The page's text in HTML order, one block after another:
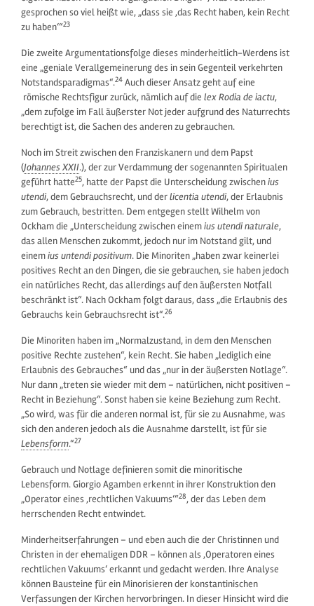
gesprochen so viel heißt wie, „dass sie ‚das Recht haben, kein Recht
zu haben‘“23
Die zweite Argumentationsfolge dieses minderheitlich-Werdens ist
eine „geniale Verallgemeinerung des in sein Gegenteil verkehrten
Notstandsparadigmas“.24 Auch dieser Ansatz geht auf eine
römische Rechtsfigur zurück, nämlich auf die lex Rodia de iactu,
„dem zufolge im Fall äußerster Not jeder aufgrund des Naturrechts
berechtigt ist, die Sachen des anderen zu gebrauchen.
Noch im Streit zwischen den Franziskanern und dem Papst
(Johannes XXII.), der zur Verdammung der sogenannten Spiritualen
geführt hatte25, hatte der Papst die Unterscheidung zwischenius
utendi, dem Gebrauchsrecht, und derlicentia utendi, der Erlaubnis
zum Gebrauch, bestritten. Dem entgegen stellt Wilhelm von
Ockham die „Unterscheidung zwischen einemius utendi naturale,
das allen Menschen zukommt, jedoch nur im Notstand gilt, und
einemius untendi positivum. Die Minoriten „haben zwar keinerlei
positives Recht an den Dingen, die sie gebrauchen, sie haben jedoch
ein natürliches Recht, das allerdings auf den äußersten Notfall
beschränkt ist“. Nach Ockham folgt daraus, dass „die Erlaubnis des
Gebrauchs kein Gebrauchsrecht ist“.26
Die Minoriten haben im „Normalzustand, in dem den Menschen
positive Rechte zustehen“, kein Recht. Sie haben „lediglich eine
Erlaubnis des Gebrauches“ und das „nur in der äußersten Notlage“.
Nur dann „treten sie wieder mit dem – natürlichen, nicht positiven –
Recht in Beziehung“. Sonst haben sie keine Beziehung zum Recht.
„So wird, was für die anderen normal ist, für sie zu Ausnahme, was
sich den anderen jedoch als die Ausnahme darstellt, ist für sie
Lebensform.“27
Gebrauch und Notlage definieren somit die minoritische
Lebensform. Giorgio Agamben erkennt in ihrer Konstruktion den
„Operator eines ‚rechtlichen Vakuums‘“28, der das Leben dem
herrschenden Recht entwindet.
Minderheitserfahrungen – und eben auch die der Christinnen und
Christen in der ehemaligen DDR – können als ‚Operatoren eines
rechtlichen Vakuums‘ erkannt und gedacht werden. Ihre Analyse
können Bausteine für ein Minorisieren der konstantinischen
Verfassungen der Kirchen hervorbringen. In dieser Hinsicht wird die